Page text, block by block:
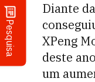
Pesquisa
Diante
XPeng
deste
um